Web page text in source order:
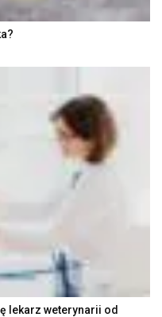
lekarz weterynarii od